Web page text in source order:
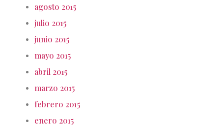
agosto 2015
julio 2015
junio 2015
mayo 2015
abril 2015
marzo 2015
febrero 2015
enero 2015